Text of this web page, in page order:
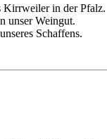
Kirrweiler in der Pfalz.
unser Weingut.
Schaffens.